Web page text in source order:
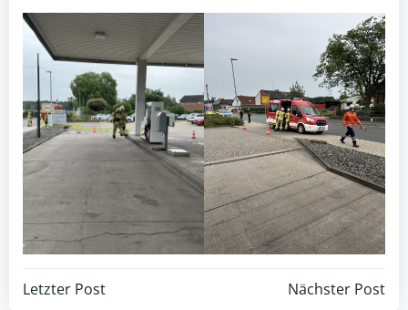
Beitragsnavigation
Letzter Post Nächster Post